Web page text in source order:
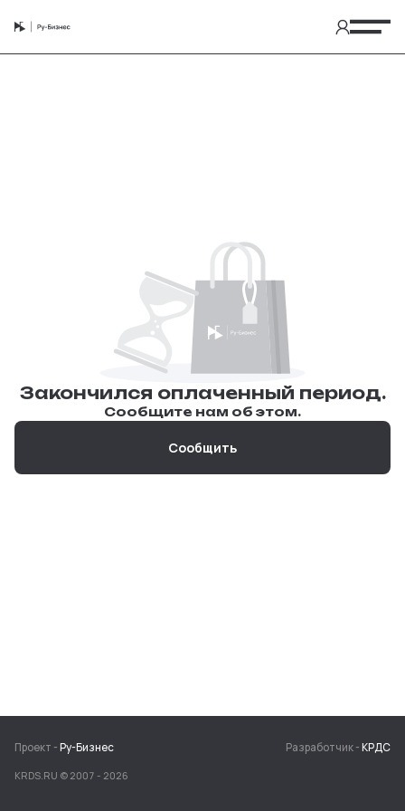
Закончился оплаченный период.
Сообщите нам об этом.
Сообщить
Проект - Ру-Бизнес Разработчик - КРДС
KRDS.RU © 2007 - 2026